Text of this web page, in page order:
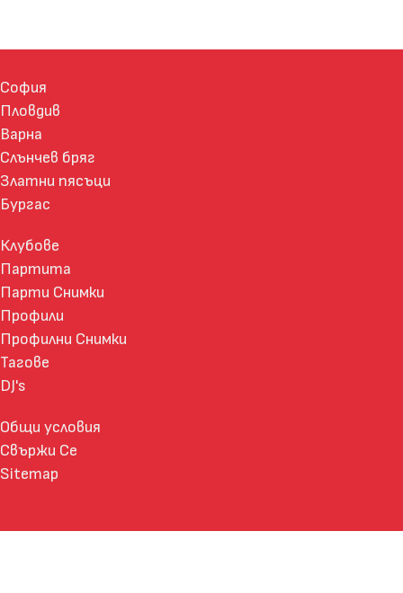
София
Пловдив
Варна
Слънчев бряг
Златни пясъци
Бургас
Клубове
Партита
Парти Снимки
Профили
Профилни Снимки
Тагове
DJ's
Общи условия
Свържи Се
Sitemap